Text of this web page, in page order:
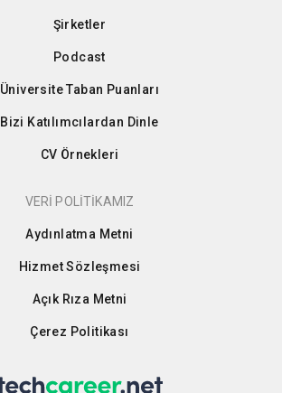
Şirketler
Podcast
Üniversite Taban Puanları
Bizi Katılımcılardan Dinle
CV Örnekleri
VERİ POLİTİKAMIZ
Aydınlatma Metni
Hizmet Sözleşmesi
Açık Rıza Metni
Çerez Politikası